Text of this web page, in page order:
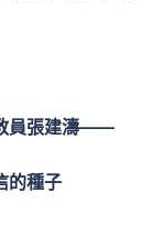
員張建濤——
的種子